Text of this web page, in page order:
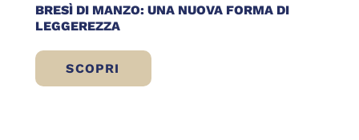
BRESÌ DI MANZO: UNA NUOVA FORMA DI
LEGGEREZZA
SCOPRI
BRESÌ DI MANZO: UNA NUOVA FORMA DI